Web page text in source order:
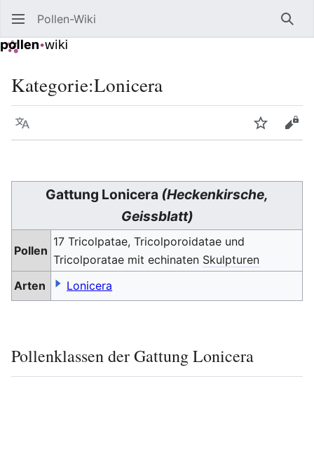
Pollen-Wiki
Kategorie:Lonicera
Sprache
Gattung Lonicera (Heckenkirsche,
Geissblatt)
Pollen
17 Tricolpatae, Tricolporoidatae und
Tricolporatae mit echinaten Skulpturen
Arten
Lonicera
Pollenklassen der Gattung Lonicera